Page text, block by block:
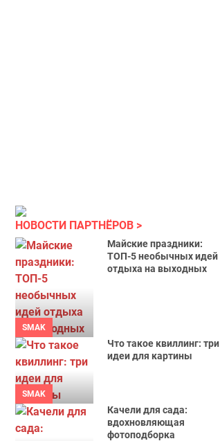
НОВОСТИ ПАРТНЁРОВ
SMAK
Майские праздники:
ТОП-5 необычных идей
отдыха на выходных
SMAK
Что такое квиллинг: три
идеи для картины
Качели для сада:
вдохновляющая
фотоподборка